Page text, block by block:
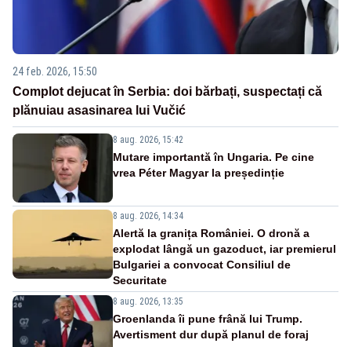
24 feb. 2026, 15:50
Complot dejucat în Serbia: doi bărbați, suspectați că
plănuiau asasinarea lui Vučić
8 aug. 2026, 15:42
Mutare importantă în Ungaria. Pe cine
vrea Péter Magyar la președinție
8 aug. 2026, 14:34
Alertă la granița României. O dronă a
explodat lângă un gazoduct, iar premierul
Bulgariei a convocat Consiliul de
Securitate
8 aug. 2026, 13:35
Groenlanda îi pune frână lui Trump.
Avertisment dur după planul de foraj